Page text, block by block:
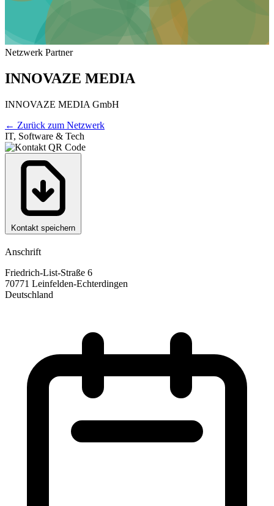
Netzwerk Partner
INNOVAZE MEDIA
INNOVAZE MEDIA GmbH
← Zurück zum Netzwerk
IT, Software & Tech
Kontakt speichern
Anschrift
Friedrich-List-Straße 6
70771 Leinfelden-Echterdingen
Deutschland